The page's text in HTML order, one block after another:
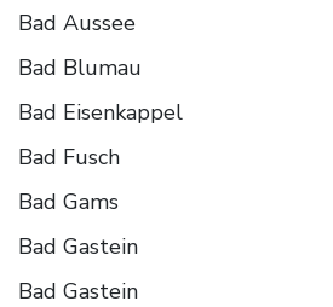
Bad Aussee
Bad Blumau
Bad Eisenkappel
Bad Fusch
Bad Gams
Bad Gastein
Bad Gastein